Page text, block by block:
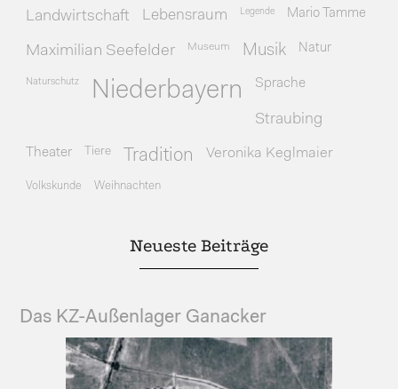
Landwirtschaft Lebensraum Legende Mario Tamme
Maximilian Seefelder Museum Musik Natur
Naturschutz Niederbayern Sprache
Straubing
Theater Tiere Tradition Veronika Keglmaier
Volkskunde Weihnachten
Neueste Beiträge
Das KZ-Außenlager Ganacker